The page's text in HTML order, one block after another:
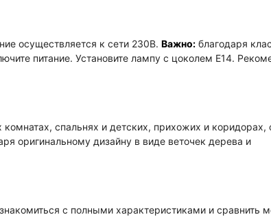
осуществляется к сети 230В. Важно: благодаря
питание. Установите лампу с цоколем E14.
спальнях и детских, прихожих и коридорах,
оригинальному дизайну в виде веточек дерева и
с полными характеристиками и сравнить